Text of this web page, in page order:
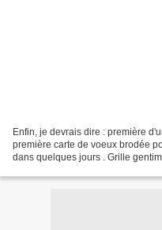
Enfin, je devrais dire : première
première carte de voeux brodée
dans quelques jours . Grille